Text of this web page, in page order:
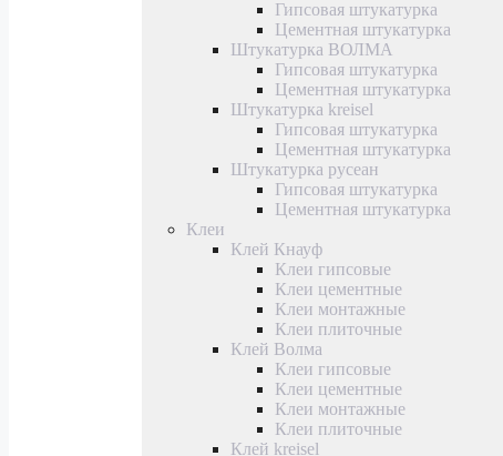
Гипсовая штукатурка
Цементная штукатурка
Штукатурка ВОЛМА
Гипсовая штукатурка
Цементная штукатурка
Штукатурка kreisel
Гипсовая штукатурка
Цементная штукатурка
Штукатурка русеан
Гипсовая штукатурка
Цементная штукатурка
Клеи
Клей Кнауф
Клеи гипсовые
Клеи цементные
Клеи монтажные
Клеи плиточные
Клей Волма
Клеи гипсовые
Клеи цементные
Клеи монтажные
Клеи плиточные
Клей kreisel